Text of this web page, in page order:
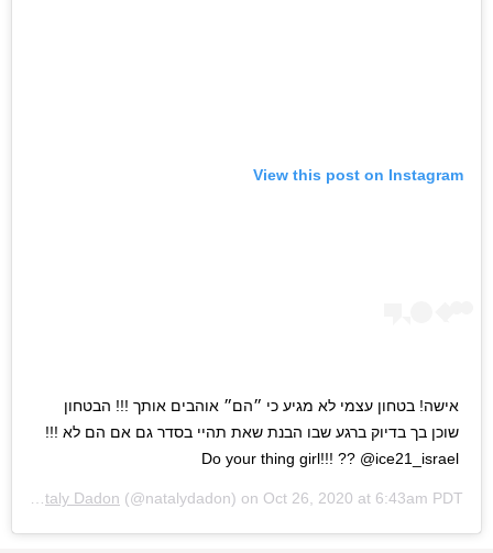
View this post on Instagram
אישה! בטחון עצמי לא מגיע כי ״הם״ אוהבים אותך !!! הבטחון
שוכן בך בדיוק ברגע שבו הבנת שאת תהיי בסדר גם אם הם לא !!!
Do your thing girl!!! ?? @ice21_israel
Nataly Dadon (@natalydadon) on Oct 26, 2020 at 6:43am PDT